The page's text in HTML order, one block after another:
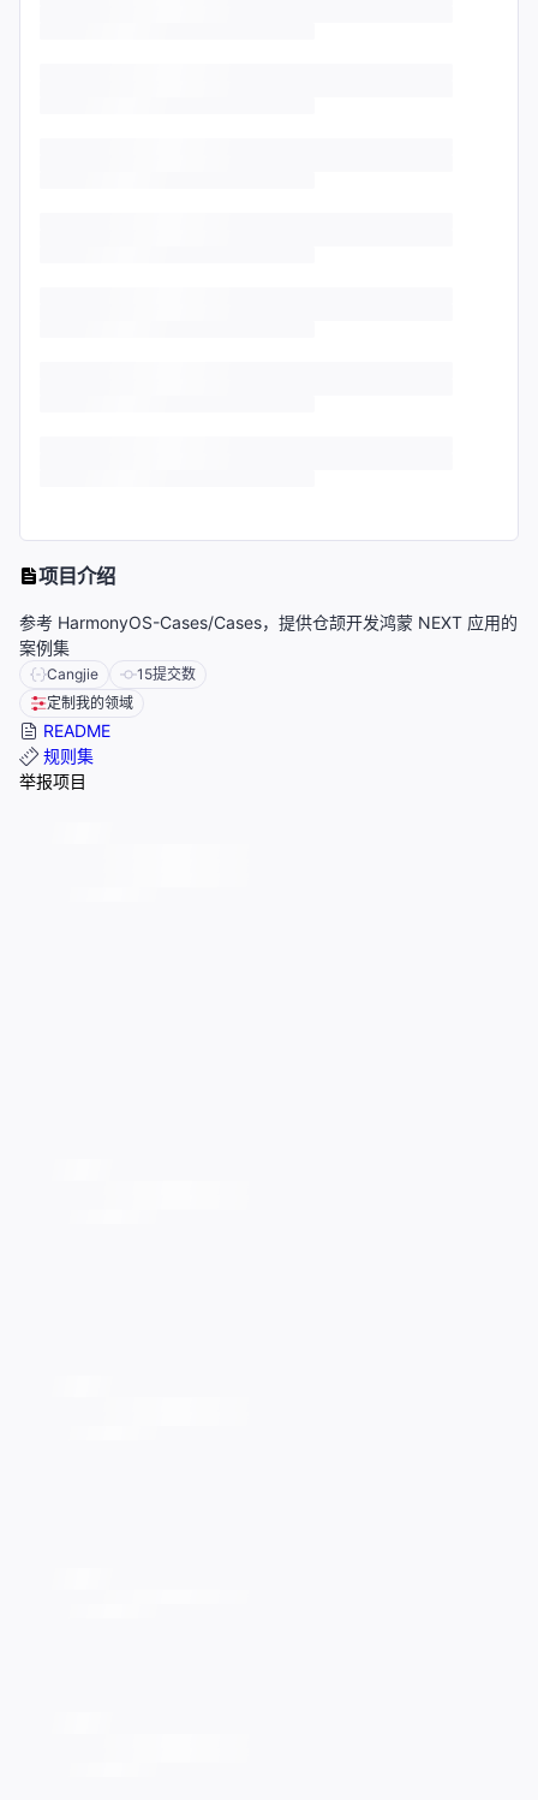
项目介绍
参考 HarmonyOS-Cases/Cases，提供仓颉开发鸿蒙 NEXT 应用的
案例集
Cangjie 15提交数
定制我的领域
README
规则集
举报项目